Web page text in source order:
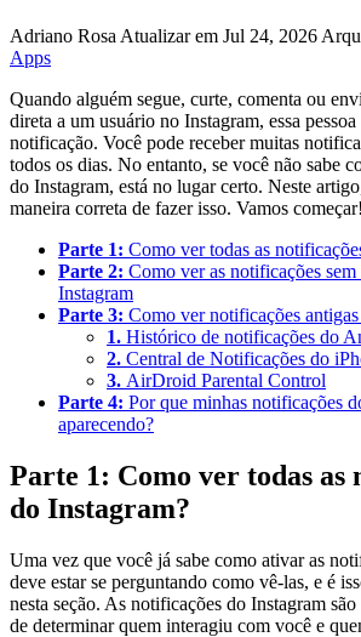
Adriano Rosa Atualizar em Jul 24, 2026
Apps
Quando alguém segue, curte, comenta ou
direta a um usuário no Instagram, essa pessoa
notificação. Você pode receber muitas
todos os dias. No entanto, se você não sabe
do Instagram, está no lugar certo. Neste
maneira correta de fazer isso. Vamos começar!
Parte 1: Como ver todas as
Parte 2: Como ver as notificações
Instagram
Parte 3: Como ver notificações
1. Histórico de notificações do
2. Central de Notificações do
3. AirDroid Parental Control
Parte 4: Por que minhas notificações
aparecendo?
Parte 1: Como ver todas as
do Instagram?
Uma vez que você já sabe como ativar as
deve estar se perguntando como vê-las, e é
nesta seção. As notificações do Instagram
de determinar quem interagiu com você e